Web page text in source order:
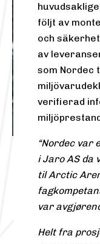
följt av
och
av
som Nordec
verifierad
“Nordec var
i Jaro AS da
til Arctic
var
Helt fra